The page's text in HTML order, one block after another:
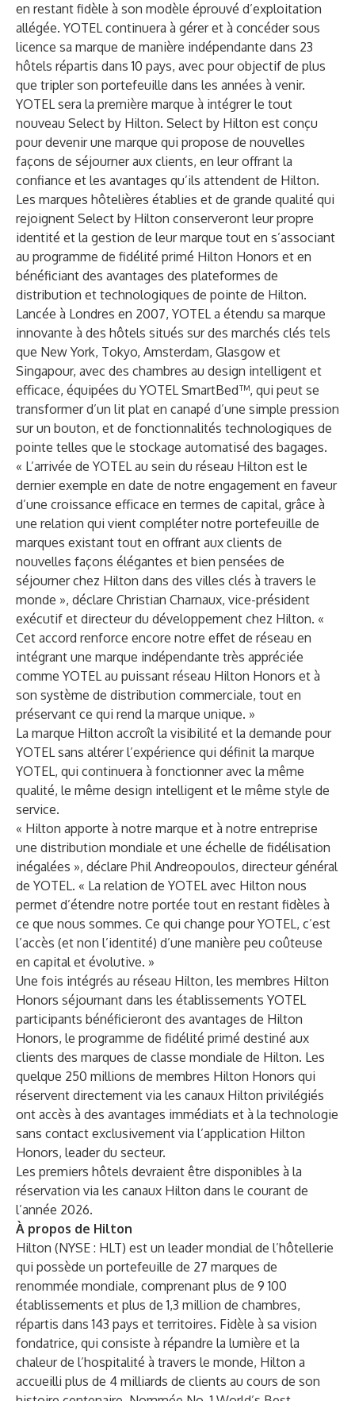
en restant fidèle à son modèle éprouvé d’exploitation
allégée. YOTEL continuera à gérer et à concéder sous
licence sa marque de manière indépendante dans 23
hôtels répartis dans 10 pays, avec pour objectif de plus
que tripler son portefeuille dans les années à venir.
YOTEL sera la première marque à intégrer le tout
nouveau Select by Hilton. Select by Hilton est conçu
pour devenir une marque qui propose de nouvelles
façons de séjourner aux clients, en leur offrant la
confiance et les avantages qu’ils attendent de Hilton.
Les marques hôtelières établies et de grande qualité qui
rejoignent Select by Hilton conserveront leur propre
identité et la gestion de leur marque tout en s’associant
au programme de fidélité primé Hilton Honors et en
bénéficiant des avantages des plateformes de
distribution et technologiques de pointe de Hilton.
Lancée à Londres en 2007, YOTEL a étendu sa marque
innovante à des hôtels situés sur des marchés clés tels
que New York, Tokyo, Amsterdam, Glasgow et
Singapour, avec des chambres au design intelligent et
efficace, équipées du YOTEL SmartBed™, qui peut se
transformer d’un lit plat en canapé d’une simple pression
sur un bouton, et de fonctionnalités technologiques de
pointe telles que le stockage automatisé des bagages.
« L’arrivée de YOTEL au sein du réseau Hilton est le
dernier exemple en date de notre engagement en faveur
d’une croissance efficace en termes de capital, grâce à
une relation qui vient compléter notre portefeuille de
marques existant tout en offrant aux clients de
nouvelles façons élégantes et bien pensées de
séjourner chez Hilton dans des villes clés à travers le
monde », déclare Christian Charnaux, vice-président
exécutif et directeur du développement chez Hilton. «
Cet accord renforce encore notre effet de réseau en
intégrant une marque indépendante très appréciée
comme YOTEL au puissant réseau Hilton Honors et à
son système de distribution commerciale, tout en
préservant ce qui rend la marque unique. »
La marque Hilton accroît la visibilité et la demande pour
YOTEL sans altérer l’expérience qui définit la marque
YOTEL, qui continuera à fonctionner avec la même
qualité, le même design intelligent et le même style de
service.
« Hilton apporte à notre marque et à notre entreprise
une distribution mondiale et une échelle de fidélisation
inégalées », déclare Phil Andreopoulos, directeur général
de YOTEL. « La relation de YOTEL avec Hilton nous
permet d’étendre notre portée tout en restant fidèles à
ce que nous sommes. Ce qui change pour YOTEL, c’est
l’accès (et non l’identité) d’une manière peu coûteuse
en capital et évolutive. »
Une fois intégrés au réseau Hilton, les membres Hilton
Honors séjournant dans les établissements YOTEL
participants bénéficieront des avantages de Hilton
Honors, le programme de fidélité primé destiné aux
clients des marques de classe mondiale de Hilton. Les
quelque 250 millions de membres Hilton Honors qui
réservent directement via les canaux Hilton privilégiés
ont accès à des avantages immédiats et à la technologie
sans contact exclusivement via l’application Hilton
Honors, leader du secteur.
Les premiers hôtels devraient être disponibles à la
réservation via les canaux Hilton dans le courant de
l’année 2026.
À propos de Hilton
Hilton (NYSE : HLT) est un leader mondial de l’hôtellerie
qui possède un portefeuille de 27 marques de
renommée mondiale, comprenant plus de 9 100
établissements et plus de 1,3 million de chambres,
répartis dans 143 pays et territoires. Fidèle à sa vision
fondatrice, qui consiste à répandre la lumière et la
chaleur de l’hospitalité à travers le monde, Hilton a
accueilli plus de 4 milliards de clients au cours de son